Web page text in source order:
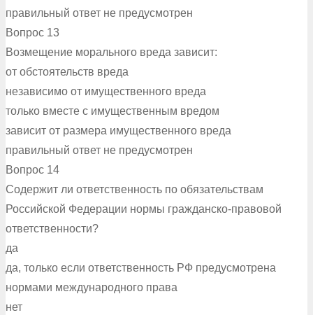
правильный ответ не предусмотрен
Вопрос 13
Возмещение морального вреда зависит:
от обстоятельств вреда
независимо от имущественного вреда
только вместе с имущественным вредом
зависит от размера имущественного вреда
правильный ответ не предусмотрен
Вопрос 14
Содержит ли ответственность по обязательствам
Российской Федерации нормы гражданско-правовой
ответственности?
да
да, только если ответственность РФ предусмотрена
нормами международного права
нет